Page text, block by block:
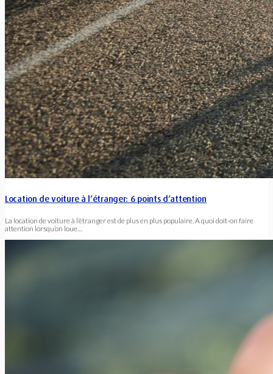
Location de voiture à l’étranger: 6 points d’attention
La location de voiture à l’étranger est de plus en plus populaire. A quoi doit-on faire
attention lorsqu’on loue…